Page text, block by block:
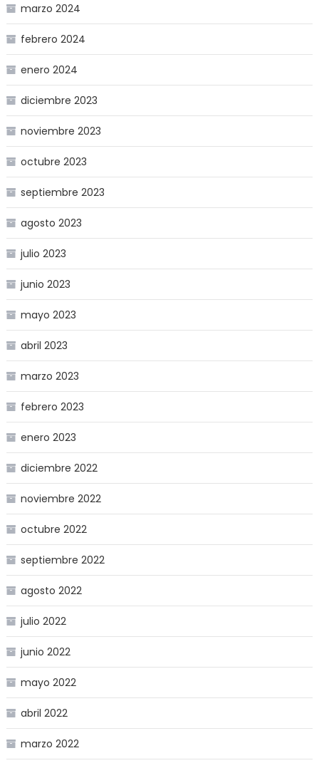
marzo 2024
febrero 2024
enero 2024
diciembre 2023
noviembre 2023
octubre 2023
septiembre 2023
agosto 2023
julio 2023
junio 2023
mayo 2023
abril 2023
marzo 2023
febrero 2023
enero 2023
diciembre 2022
noviembre 2022
octubre 2022
septiembre 2022
agosto 2022
julio 2022
junio 2022
mayo 2022
abril 2022
marzo 2022